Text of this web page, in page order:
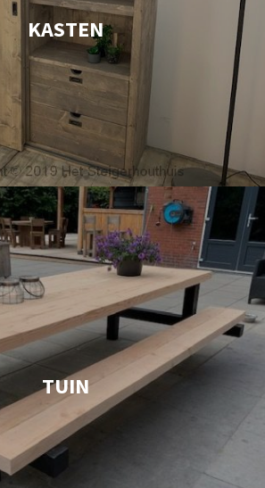
KASTEN
TUIN